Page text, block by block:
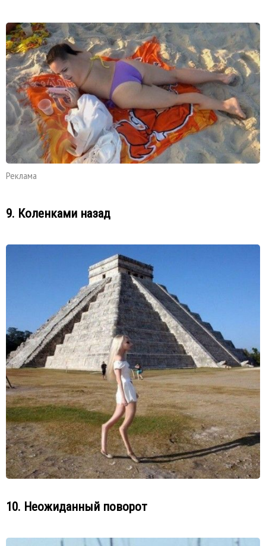
Реклама
9. Коленками назад
10. Неожиданный поворот